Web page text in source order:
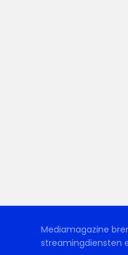
Mediamagazine
streamingdiensten